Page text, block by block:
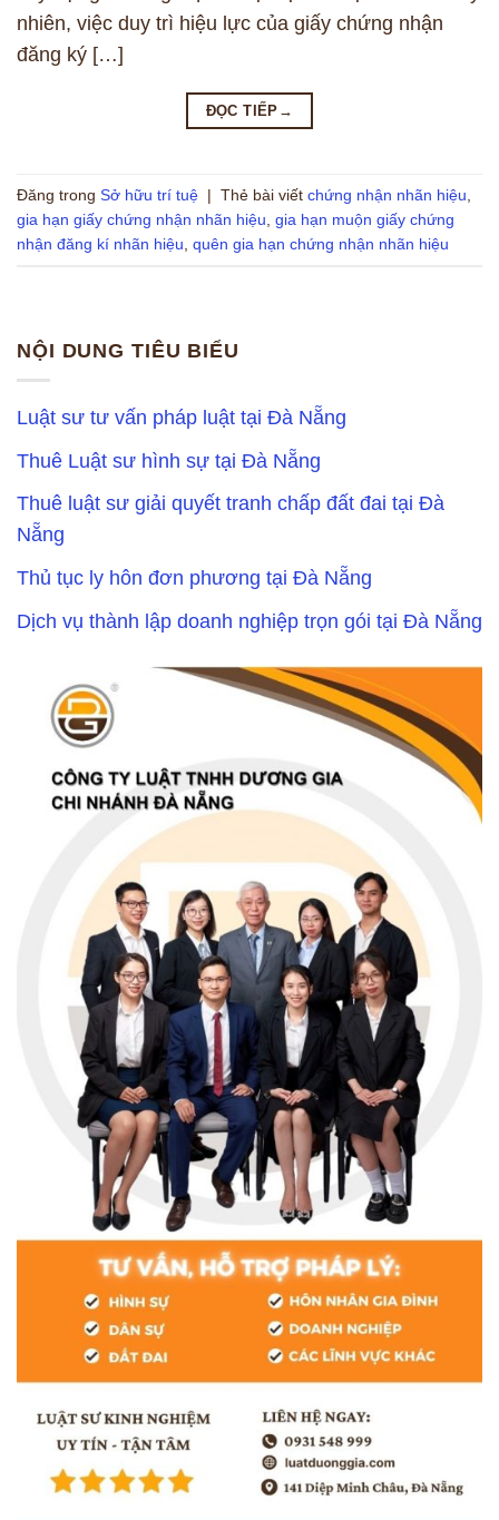
nhiên, việc duy trì hiệu lực của giấy chứng nhận
đăng ký […]
ĐỌC TIẾP →
Đăng trong Sở hữu trí tuệ | Thẻ bài viết chứng nhận nhãn hiệu
gia hạn giấy chứng nhận nhãn hiệu gia hạn muộn giấy chứng
nhận đăng kí nhãn hiệu quên gia hạn chứng nhận nhãn hiệu
NỘI DUNG TIÊU BIỂU
Luật sư tư vấn pháp luật tại Đà Nẵng
Thuê Luật sư hình sự tại Đà Nẵng
Thuê luật sư giải quyết tranh chấp đất đai tại Đà
Nẵng
Thủ tục ly hôn đơn phương tại Đà Nẵng
Dịch vụ thành lập doanh nghiệp trọn gói tại Đà Nẵng